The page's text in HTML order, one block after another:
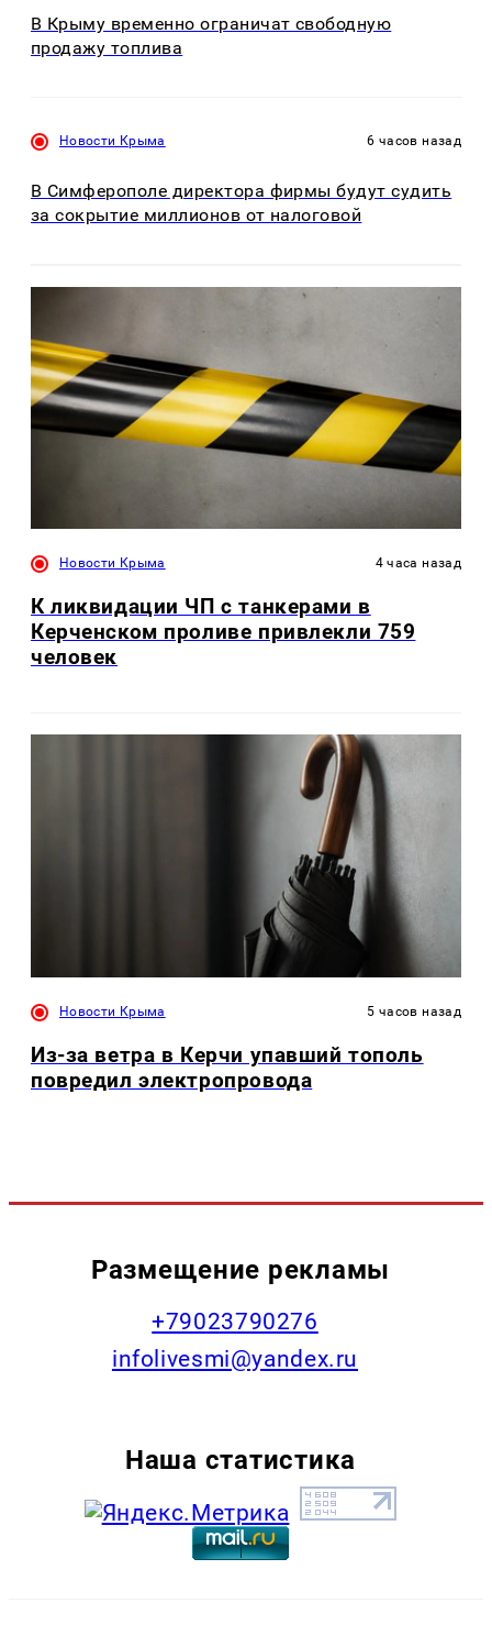
В Крыму временно ограничат свободную
продажу топлива
Новости Крыма 6 часов назад
В Симферополе директора фирмы будут судить
за сокрытие миллионов от налоговой
Новости Крыма 4 часа назад
К ликвидации ЧП с танкерами в
Керченском проливе привлекли 759
человек
Новости Крыма 5 часов назад
Из-за ветра в Керчи упавший тополь
повредил электропровода
Размещение рекламы
+79023790276
infolivesmi@yandex.ru
Наша статистика